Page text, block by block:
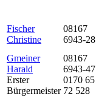
Fischer
Christine
08167
6943-28
Gmeiner
Harald
Erster
Bürgermeister
08167
6943-47
0170 65
72 528